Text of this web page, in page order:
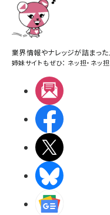
業界情報やナレッジが詰まった
姉妹サイトもぜひ： ネッ担・ ネッ